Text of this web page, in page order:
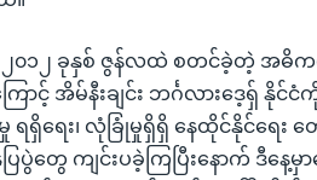
၂၀၁၂ ခုနှစ် ဇွန်လထဲ စတင်ခဲ့တဲ့ အဓိက
ာင့် အိမ်နီးချင်း ဘင်္ဂလားဒေ့ရှ် နိုင်
ရရှိရေး၊ လုံခြုံမှုရှိရှိ နေထိုင်နိုင်ရေး
ပြပွဲတွေ ကျင်းပခဲ့ကြပြီးနောက် ဒီ